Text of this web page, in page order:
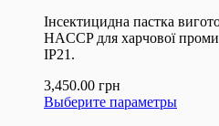
Інсектицидна пастка
HACCP для харчової
IP21.
3,450.00 грн
Выберите параметры